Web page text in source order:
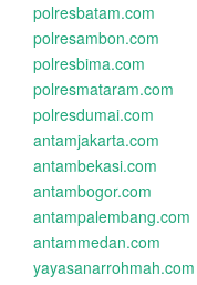
polresbatam.com
polresambon.com
polresbima.com
polresmataram.com
polresdumai.com
antamjakarta.com
antambekasi.com
antambogor.com
antampalembang.com
antammedan.com
yayasanarrohmah.com